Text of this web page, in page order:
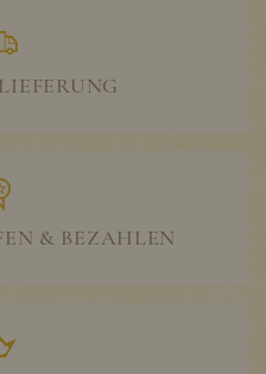
& BEZAHLEN